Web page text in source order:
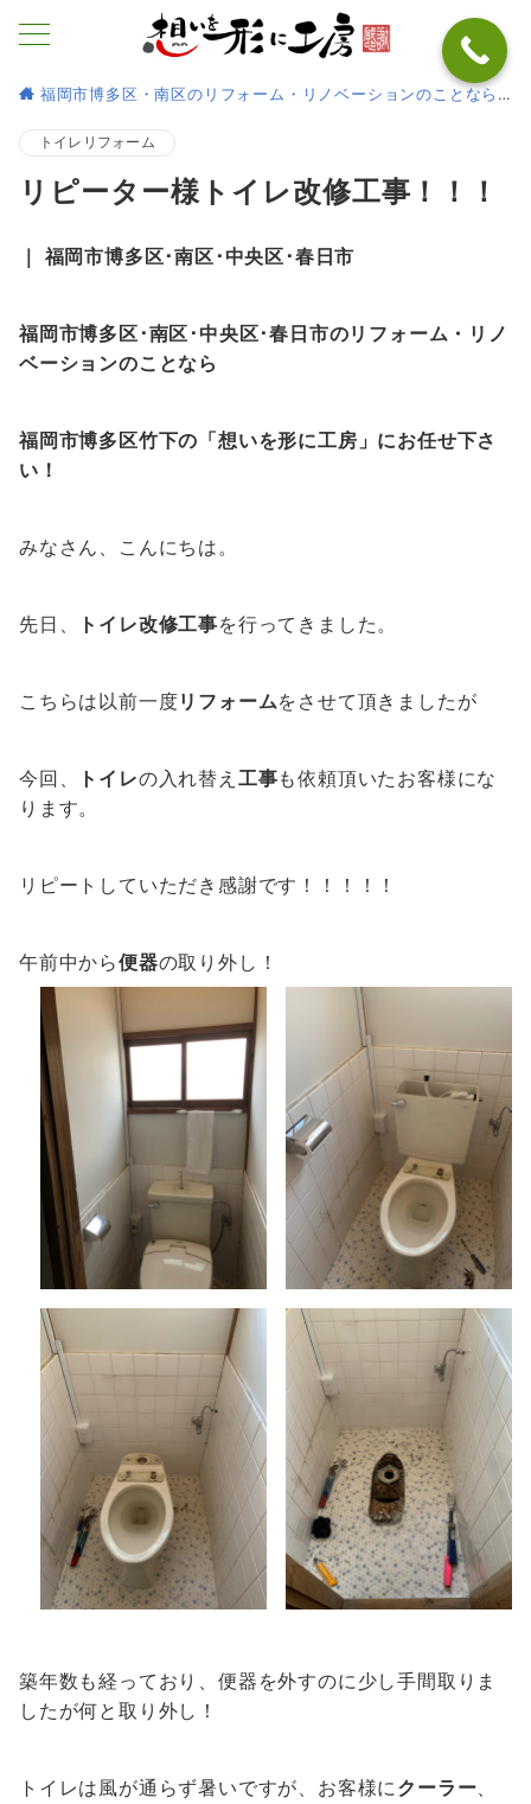
福岡市博多区・南区のリフォーム・リノベーションのことなら
トイレリフォーム
リピーター様トイレ改修工事！！！
｜ 福岡市博多区･南区･中央区･春日市
福岡市博多区･南区･中央区･春日市のリフォーム・リノ
ベーションのことなら
福岡市博多区竹下の「想いを形に工房」にお任せ下さ
い！
みなさん、こんにちは。
先日、 トイレ改修工事を行ってきました。
こちらは以前一度リフォームをさせて頂きましたが
今回、 トイレの入れ替え 工事も依頼頂いたお客様にな
ります。
リピートしていただき感謝です！！！！！
午前中から便器の取り外し！
築年数も経っており、便器を外すのに少し手間取りま
したが何と取り外し！
トイレは風が通らず暑いですが、お客様にクーラー、